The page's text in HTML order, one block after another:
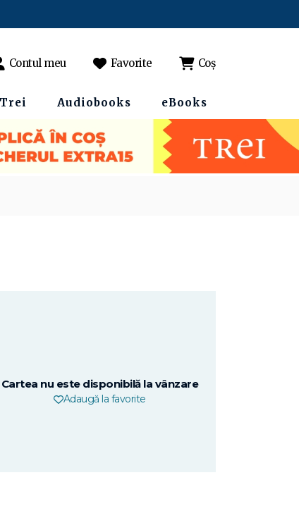
Contul meu Favorite Coș
Audiobooks eBooks
Cartea nu este disponibilă la vânzare
Adaugă la favorite